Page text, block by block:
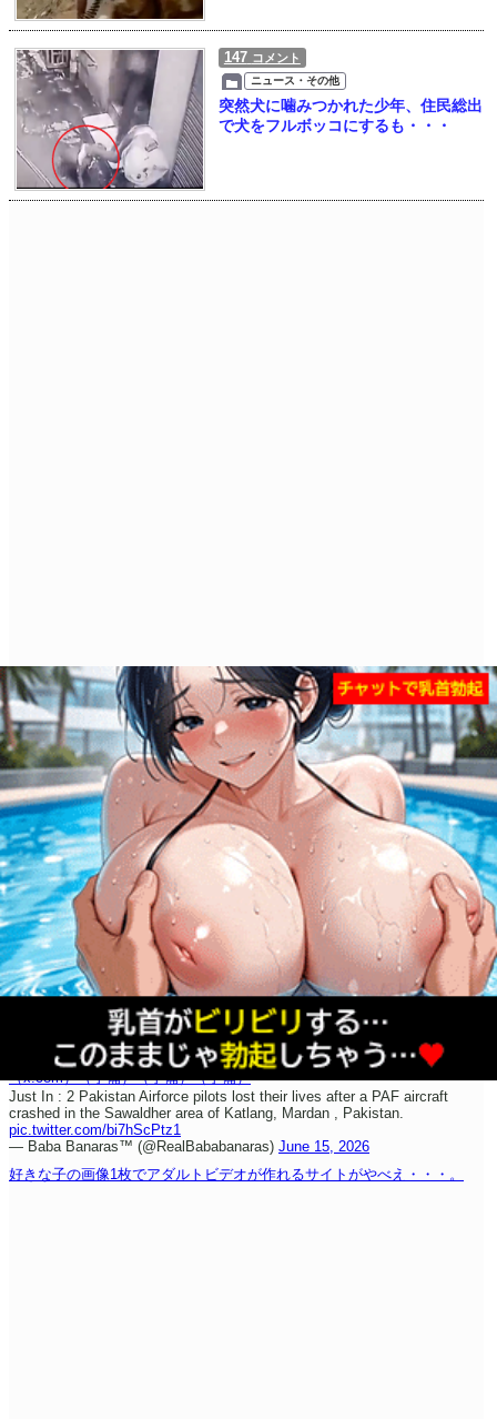
147 コメント
ニュース・その他
突然犬に噛みつかれた少年、住民総出
で犬をフルボッコにするも・・・
（x.com）（予備）（予備）（予備）
Just In : 2 Pakistan Airforce pilots lost their lives after a PAF aircraft
crashed in the Sawaldher area of Katlang, Mardan , Pakistan.
pic.twitter.com/bi7hScPtz1
— Baba Banaras™ (@RealBababanaras) June 15, 2026
好きな子の画像1枚でアダルトビデオが作れるサイトがやべえ・・・。